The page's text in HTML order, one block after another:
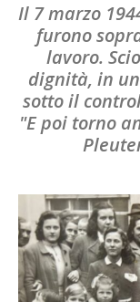
Il 7 marzo
furono
lavoro.
dignità, in
sotto il
"E poi torno